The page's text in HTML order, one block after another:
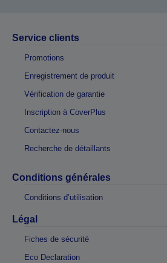
Service clients
Promotions
Enregistrement de produit
Vérification de garantie
Inscription à CoverPlus
Contactez-nous
Recherche de détaillants
Conditions générales
Conditions d’utilisation
Légal
Fiches de sécurité
Eco Declaration